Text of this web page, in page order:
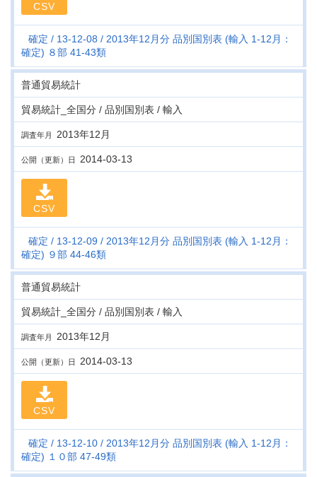
CSV
確定 13-12-08
2013年12月分 品別国別表 (輸入 1-12月：
確定) ８部 41-43類
普通貿易統計
貿易統計_全国分 / 品別国別表 / 輸入
調査年月 2013年12月
公開（更新）日 2014-03-13
CSV
確定 13-12-09
2013年12月分 品別国別表 (輸入 1-12月：
確定) ９部 44-46類
普通貿易統計
貿易統計_全国分 / 品別国別表 / 輸入
調査年月 2013年12月
公開（更新）日 2014-03-13
CSV
確定 13-12-10
2013年12月分 品別国別表 (輸入 1-12月：
確定) １０部 47-49類